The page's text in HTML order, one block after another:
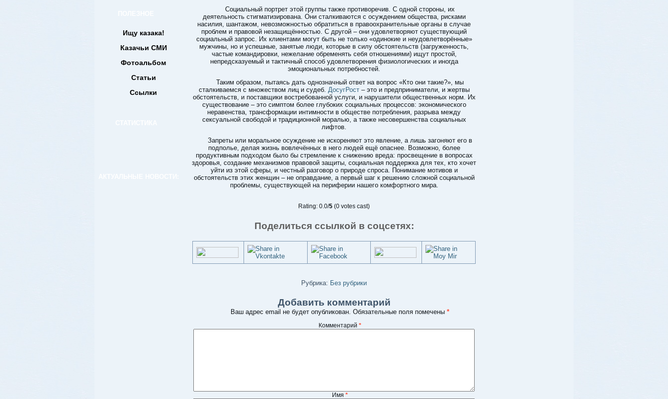
Ищу казака!
Казачьи СМИ
Фотоальбом
Статьи
Ссылки
Социальный портрет этой группы также противоречив. С одной стороны, их
деятельность стигматизирована. Они сталкиваются с осуждением общества, рисками
насилия, шантажом, невозможностью обратиться в правоохранительные органы в случае
проблем и правовой незащищённостью. С другой – они удовлетворяют существующий
социальный запрос. Их клиентами могут быть не только «одинокие и неудовлетворённые»
мужчины, но и успешные, занятые люди, которые в силу обстоятельств (загруженность,
частые командировки, нежелание обременять себя отношениями) ищут простой,
непредсказуемый и тактичный способ удовлетворения физиологических и иногда
эмоциональных потребностей.
Таким образом, пытаясь дать однозначный ответ на вопрос «Кто они такие?», мы
сталкиваемся с множеством лиц и судеб. ДосугРост– это и предприниматели, и жертвы
обстоятельств, и поставщики востребованной услуги, и нарушители общественных норм. Их
существование – это симптом более глубоких социальных процессов: экономического
неравенства, трансформации интимности в обществе потребления, разрыва между
сексуальной свободой и традиционной моралью, а также несовершенства социальных
лифтов.
Запреты или моральное осуждение не искореняют это явление, а лишь загоняют его в
подполье, делая жизнь вовлечённых в него людей ещё опаснее. Возможно, более
продуктивным подходом было бы стремление к снижению вреда: просвещение в вопросах
здоровья, создание механизмов правовой защиты, социальная поддержка для тех, кто хочет
уйти из этой сферы, и честный разговор о природе спроса. Понимание мотивов и
обстоятельств этих женщин – не оправдание, а первый шаг к решению сложной социальной
проблемы, существующей на периферии нашего комфортного мира.
Rating: 0.0/5 (0 votes cast)
Поделиться ссылкой в соцсетях:
Рубрика: Без рубрики
Добавить комментарий
Ваш адрес email не будет опубликован. Обязательные поля помечены *
Комментарий *
Имя *